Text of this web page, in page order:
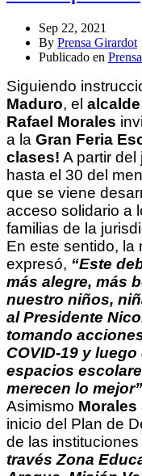
Sep 22, 2021
By Prensa Girardot
Publicado en Prensa
Siguiendo
Maduro, el
Rafael Morales
a la Gran Feria
clases! A partir
hasta el 30 del
que se viene
acceso solidario a
familias de la
En este sentido, la
expresó, “Este
más alegre, más
nuestro niños,
al Presidente
tomando
COVID-19 y
espacios
merecen lo mejor”
Asimismo Morales
inicio del Plan de
de las
través Zona